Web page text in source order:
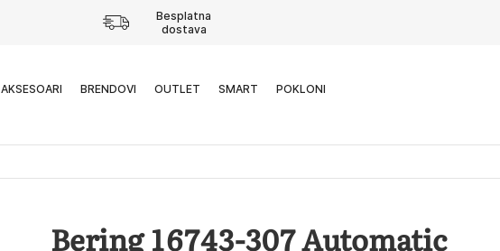
Besplatna
dostava
AKSESOARI BRENDOVI OUTLET SMART POKLONI
Bering 16743-307 Automatic